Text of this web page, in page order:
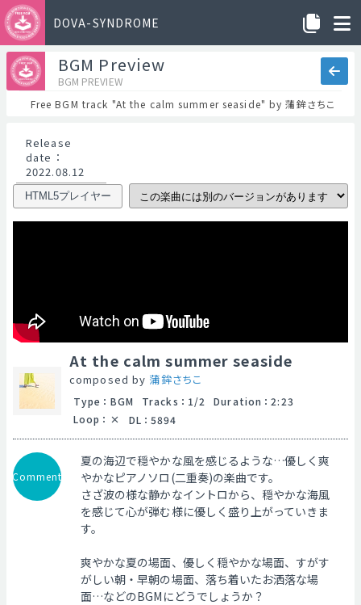
DOVA-SYNDROME
BGM Preview
BGM PREVIEW
Free BGM track "At the calm summer seaside" by 蒲鉾さちこ
Release
date ：
2022.08.12
HTML5プレイヤー
At the calm summer seaside
composed by 蒲鉾さちこ
Type ： BGM Tracks ： 1/2 Duration ： 2:23
Loop ： DL ： 5894
Comment
夏の海辺で穏やかな風を感じるような…優しく爽
やかなピアノソロ(二重奏)の楽曲です。
さざ波の様な静かなイントロから、穏やかな海風
を感じて心が弾む様に優しく盛り上がっていきま
す。
爽やかな夏の場面、優しく穏やかな場面、すがす
がしい朝・早朝の場面、落ち着いたお洒落な場
面…などのBGMにどうでしょうか？